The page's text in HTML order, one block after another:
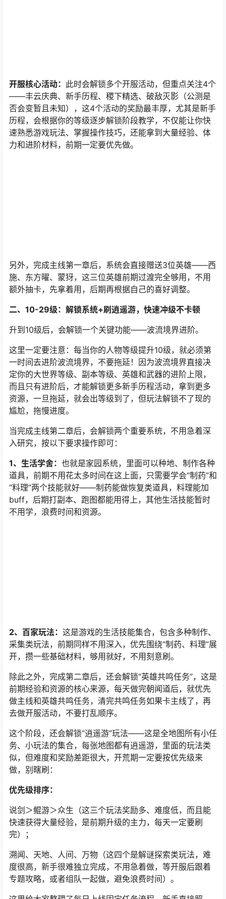
开服核心活动： 此时会解锁多个开服活动，但重点关注4个
——丰云庆典、新手历程、稷下精选、破敌灭影（公测是
否会变暂且未知），这4个活动的奖励最丰厚，尤其是新手
历程，会根据你的等级逐步解锁阶段教学，不仅能让你快
速熟悉游戏玩法、掌握操作技巧，还能拿到大量经验、体
力和进阶材料，前期一定要优先做。
另外，完成主线第一章后，系统会直接赠送3位英雄——西
施、东方曜、蒙犽，这三位英雄前期过渡完全够用，不用
额外抽卡，先拿着用，后期再根据自己的喜好调整。
二、10-29级：解锁系统+刷逍遥游，快速冲级不卡顿
升到10级后，会解锁一个关键功能——波流境界进阶。
这里一定要注意：每当你的人物等级提升10级，就必须第
一时间去进阶波流境界，不要拖延！因为波流境界直接决
定你的大世界等级、副本等级、英雄和武器的进阶上限，
而且只有进阶后，才能解锁更多新手历程活动，拿到更多
资源，一旦拖延，就会出等级到了，但玩法解锁不了现的
尴尬，拖慢进度。
当完成主线第二章后，会解锁两个重要系统，不用急着深
入研究，按以下要求操作即可：
1、生活学舍：也就是家园系统，里面可以种地、制作各种
道具，前期不用花太多时间在这上面，只需要学会“制药”和
“料理”两个技能就好——制药能做恢复类道具，料理能加
2、百家玩法：这是游戏的生活技能集合，包含多种制作、
采集类玩法，前期同样不用深入，优先围绕“制药、料理”展
开，攒一些基础材料，够用就好，不用刻意刷。
除此之外，完成第二章后，还会解锁“英雄共鸣任务”，这是
前期经验和资源的核心来源，每天做完朝闻道后，就优先
做主线和英雄共鸣任务，清完共鸣任务如果卡主线了，再
去做开服活动，不要打乱顺序。
这个阶段，还会解锁“逍遥游”玩法——这是全地图所有小任
似，但难度和奖励差距很大，开荒期一定要按优先级来
做，别瞎刷：
优先级排序：
说剑＞鲲游＞众生（这三个玩法奖励多、难度低，而且能
快速获得大量经验，是前期升级的主力，每天一定要刷